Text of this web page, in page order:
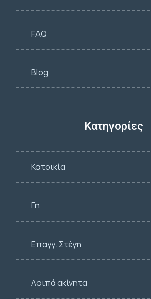
FAQ
Blog
Κατηγορίες
Κατοικία
Γη
Επαγγ. Στέγη
Λοιπά ακίνητα